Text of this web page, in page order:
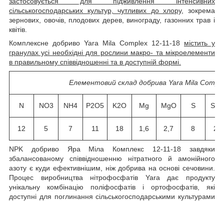
сільськогосподарських культур, чутливих до хлору, зокрема
зернових, овочів, плодових дерев, винограду, газонних трав і
квітів.
Комплексне добриво Yara Mila Complex 12-11-18 містить у
гранулах усі необхідні для рослини макро- та мікроелементи
в правильному співвідношенні та в доступній формі.
Елементовий склад добрива Yara Mila
N NO3 NH4 P2O5 K2O Mg MgO S SO3
12 5 7 11 18 1,6 2,7 8 20
NPK добриво Яра Міла Комплекс 12-11-18 завдяки
збалансованому співвідношенню нітратного й амонійного
азоту є куди ефективнішим, ніж добрива на основі сечовини.
Процес виробництва нітрофосфатів Yara дає продукту
унікальну комбінацію поліфосфатів і ортофосфатів, які
доступні для поглинання сільськогосподарськими культурами